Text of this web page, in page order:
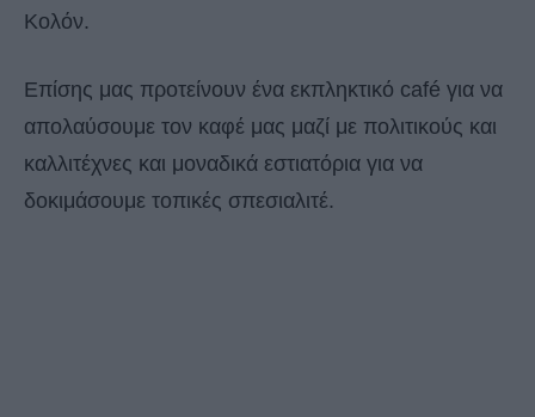
Κολόν.
Επίσης μας προτείνουν ένα εκπληκτικό café για να
απολαύσουμε τον καφέ μας μαζί με πολιτικούς και
καλλιτέχνες και μοναδικά εστιατόρια για να
δοκιμάσουμε τοπικές σπεσιαλιτέ.